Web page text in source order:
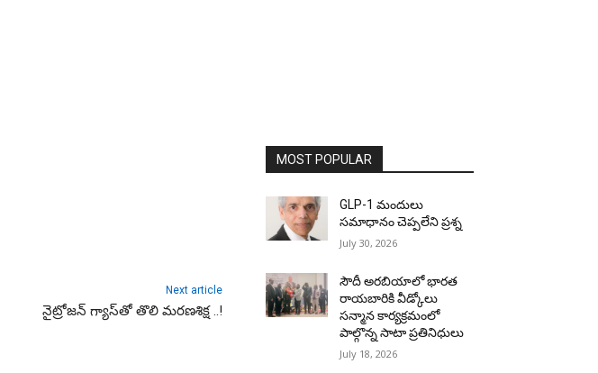
Next article
నైట్రోజన్ గ్యాస్‌తో తొలి మరణశిక్ష ..!
MOST POPULAR
GLP-1 మందులు
సమాధానం చెప్పలేని ప్రశ్న
July 30, 2026
సౌదీ అరబియాలో భారత
రాయబారికి వీడ్కోలు
సన్మాన కార్యక్రమంలో
పాల్గొన్న సాటా ప్రతినిధులు
July 18, 2026